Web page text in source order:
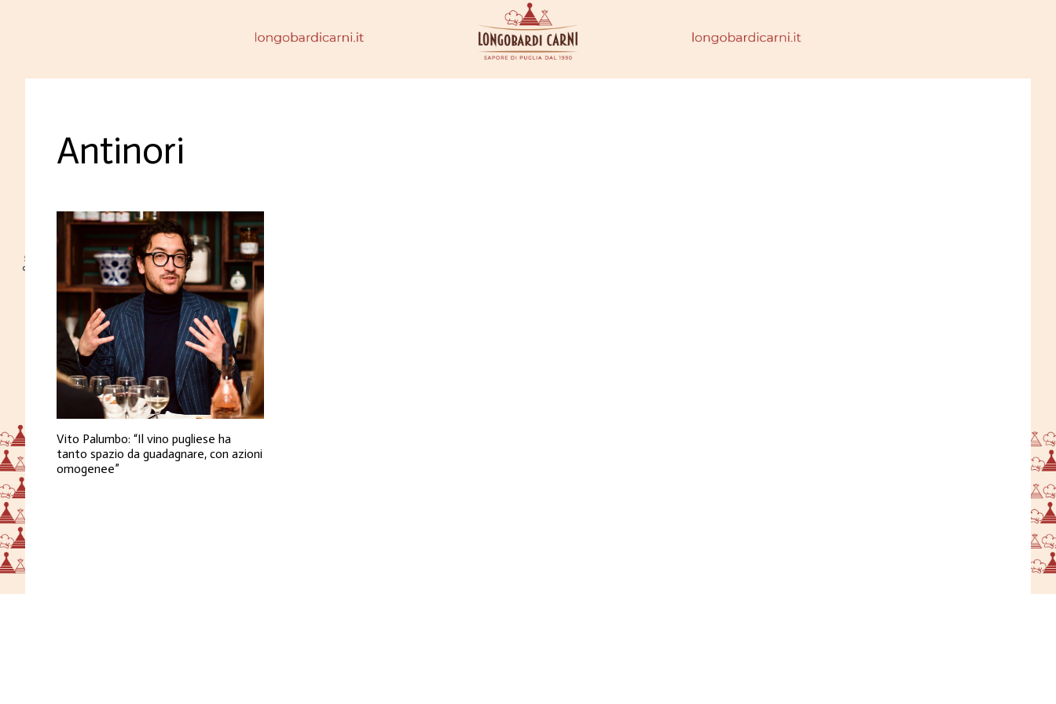
Antinori
Vito Palumbo: “Il vino pugliese ha
tanto spazio da guadagnare, con azioni
omogenee”